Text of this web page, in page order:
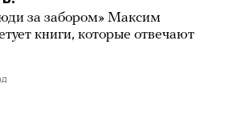
за забором» Максим
книги, которые отвечают